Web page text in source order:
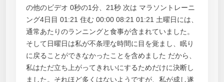
の他のビデオ 0秒の1分、21秒 次は マラソントレーニ
ング4日目 01:21 住む 00:00 08:21 01:21 土曜日には、
通常あたりのランニングと食事が含まれていました。
そして日曜日は私が不条理な時間に目を覚まし、眠り
に戻ることができなかったことを含めました だから、
私はただ立ち上がってきれいにするためだけに決断し
ました。それほど多くはないようですが、私が成し遂